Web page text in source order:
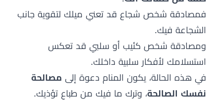
فمصادقة شخص شجاع قد تعني ميلك لتقوية جانب
الشجاعة فيك.
ومصادقة شخص كئيب أو سلبي قد تعكس
استسلامك لأفكار سلبية داخلك.
في هذه الحالة، يكون المنام دعوة إلى مصالحة
نفسك الصالحة، وترك ما فيك من طباعٍ تؤذيك.